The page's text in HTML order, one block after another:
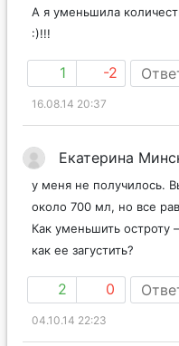
А я уменьшила
:)!!!
1 -2
16.08.14 20:37
Екатерина
у меня не получилось.
около 700 мл, но все
Как уменьшить остроту
как ее загустить?
2 0
04.10.14 22:23